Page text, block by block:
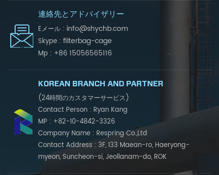
連絡先とアドバイザリー
Eメール : info@shychb.com
Skype : filterbag-cage
Mp : +86 15056565116
KOREAN BRANCH AND PARTNER
(24時間のカスタマーサービス)
Contact Person : Ryan Kang
MP : +82-10-4842-3326
Company Name : Respring Co.,Ltd
Contact Address : 3F, 133 Maean-ro, Haeryong-
myeon, Suncheon-si, Jeollanam-do, ROK